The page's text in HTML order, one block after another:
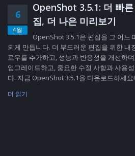
6
4월
OpenShot 3.5.1: 더 빠
집, 더 나은 미리보기
OpenShot 3.5.1은 편집을 그 어느
되게 만듭니다. 더 부드러운 편집을 위한
로우를 추가하고, 성능과 반응성을 개선하
업그레이드하고, 중요한 수정 사항과 사용
다. 지금 OpenShot 3.5.1을 다운로드하세요
더 읽기